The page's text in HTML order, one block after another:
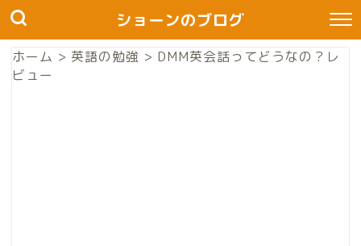
ショーンのブログ
ホーム > 英語の勉強 > DMM英会話ってどうなの？レ
ビュー